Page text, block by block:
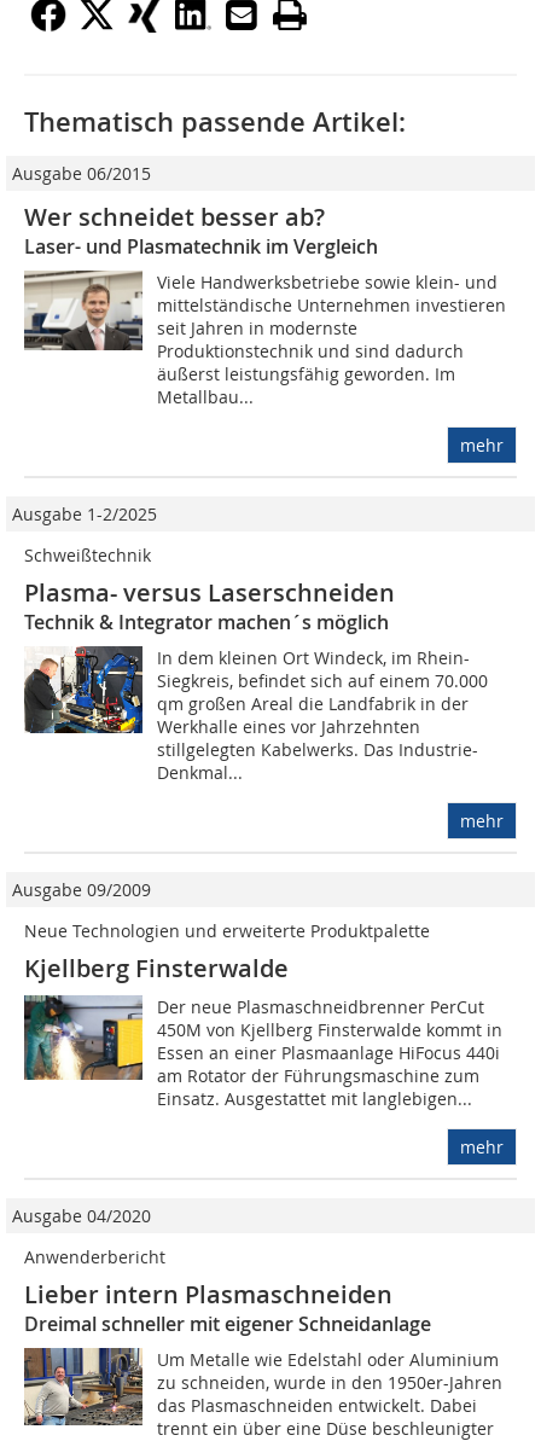
Thematisch passende Artikel:
Ausgabe 06/2015
Wer schneidet besser ab?
Laser- und Plasmatechnik im Vergleich
Viele Handwerksbetriebe sowie klein- und
mittelständische Unternehmen investieren
seit Jahren in modernste
Produktionstechnik und sind dadurch
äußerst leistungsfähig geworden. Im
Metallbau...
mehr
Ausgabe 1-2/2025
Schweißtechnik
Plasma- versus Laserschneiden
Technik & Integrator machen´s möglich
In dem kleinen Ort Windeck, im Rhein-
Siegkreis, befindet sich auf einem 70.000
qm großen Areal die Landfabrik in der
Werkhalle eines vor Jahrzehnten
stillgelegten Kabelwerks. Das Industrie-
Denkmal...
mehr
Ausgabe 09/2009
Neue Technologien und erweiterte Produktpalette
Kjellberg Finsterwalde
Der neue Plasmaschneidbrenner PerCut
450M von Kjellberg Finsterwalde kommt in
Essen an einer Plasmaanlage HiFocus 440i
am Rotator der Führungsmaschine zum
Einsatz. Ausgestattet mit langlebigen...
mehr
Ausgabe 04/2020
Anwenderbericht
Lieber intern Plasmaschneiden
Dreimal schneller mit eigener Schneidanlage
Um Metalle wie Edelstahl oder Aluminium
zu schneiden, wurde in den 1950er-Jahren
das Plasmaschneiden entwickelt. Dabei
trennt ein über eine Düse beschleunigter